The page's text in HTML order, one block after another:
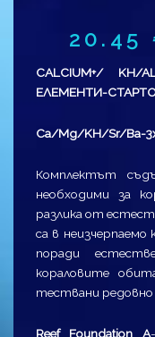
20.45
CALCIUM+/ KH/
ЕЛЕМЕНТИ-
Ca/Mg/KH/Sr/Ba-
Комплектът
необходими за
разлика от
са в неизчерпаемо
поради
кораловите
тествани редовно
Reef Foundation A